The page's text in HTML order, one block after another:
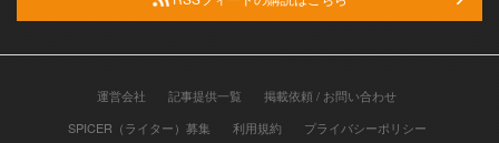
運営会社 記事提供一覧
掲載依頼 / お問い合わせ
SPICER（ライター）募集
利用規約 プライバシーポリシー